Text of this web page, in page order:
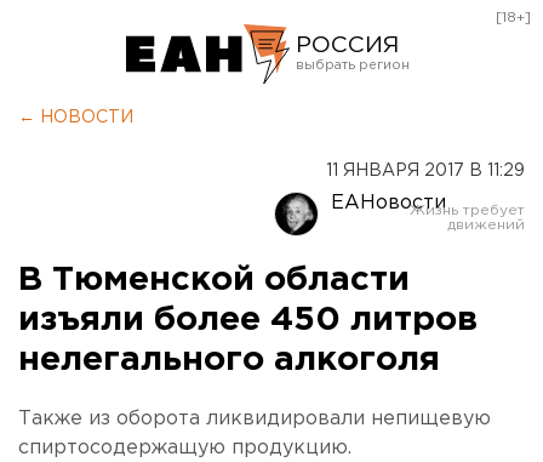
РОССИЯ
Оренбург
[18+]
← НОВОСТИ
11 ЯНВАРЯ 2017 В 11:29
ЕАНовости
В Тюменской области
изъяли более 450 литров
нелегального алкоголя
Также из оборота ликвидировали непищевую
спиртосодержащую продукцию.